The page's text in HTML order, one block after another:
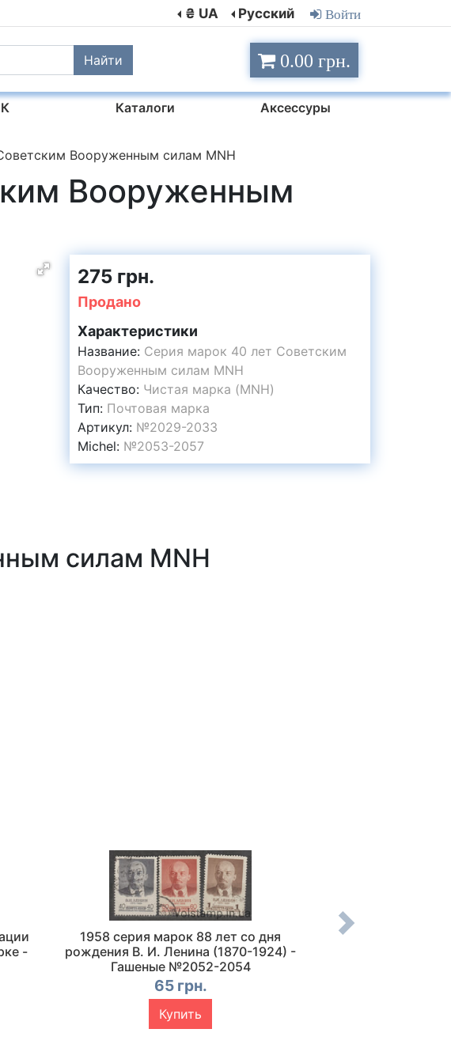
₴ UA Русский Войти
Найти 0.00 грн.
Каталоги Аксессуры
Вооруженным силам MNH
Вооруженным
275 грн.
Продано
Характеристики
Название: Серия марок 40 лет Советским
Вооруженным силам MNH
Качество: Чистая марка (MNH)
Тип: Почтовая марка
Артикул: №2029-2033
Michel: №2053-2057
силам MNH
-
1958 серия марок 88 лет со дня
рождения В. И. Ленина (1870-1924) -
Гашеные №2052-2054
65 грн.
Купить
1958 марка 50